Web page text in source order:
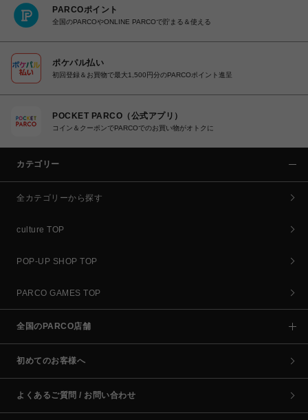
PARCOポイント
全国のPARCOやONLINE PARCOで貯まる＆使える
ポケパル払い
初回登録＆お買物で最大1,500円分のPARCOポイント進呈
POCKET PARCO（公式アプリ）
コイン＆クーポンでPARCOでのお買い物がオトクに
カテゴリー
全カテゴリーから探す
culture TOP
POP-UP SHOP TOP
PARCO GAMES TOP
全国のPARCO店舗
初めてのお客様へ
よくあるご質問 / お問い合わせ